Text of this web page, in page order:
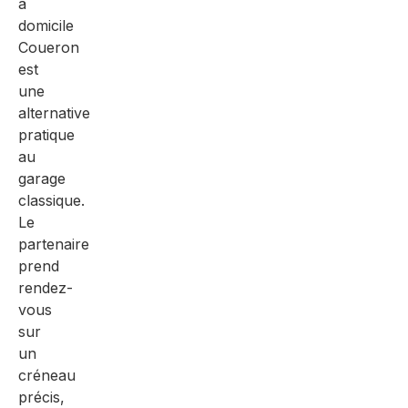
à
domicile
Coueron
est
une
alternative
pratique
au
garage
classique.
Le
partenaire
prend
rendez-
vous
sur
un
créneau
précis,